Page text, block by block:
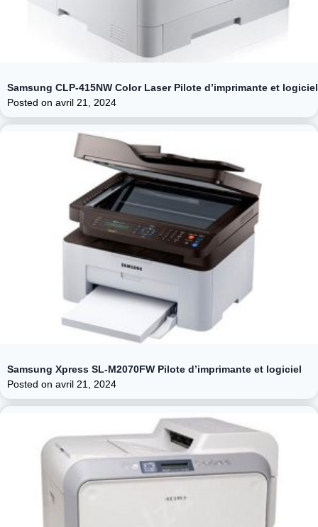
Samsung CLP-415NW Color Laser Pilote d’imprimante et logiciel
Posted on avril 21, 2024
Samsung Xpress SL-M2070FW Pilote d’imprimante et logiciel
Posted on avril 21, 2024